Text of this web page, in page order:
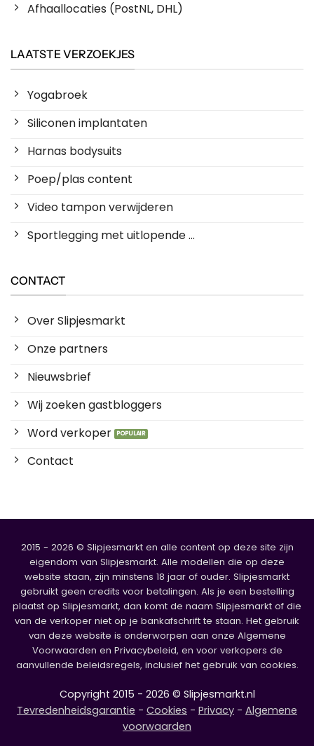
Afhaallocaties (PostNL, DHL)
LAATSTE VERZOEKJES
Yogabroek
Siliconen implantaten
Harnas bodysuits
Poep/plas content
Video tampon verwijderen
Sportlegging met uitlopende ...
CONTACT
Over Slipjesmarkt
Onze partners
Nieuwsbrief
Wij zoeken gastbloggers
Word verkoper
Contact
2015 - 2026 © Slipjesmarkt en alle content op deze site zijn
eigendom van Slipjesmarkt. Alle modellen die op deze
website staan, zijn minstens 18 jaar of ouder. Slipjesmarkt
gebruikt geen credits voor betalingen. Als je een bestelling
plaatst op Slipjesmarkt, dan komt de naam Slipjesmarkt of die
van de verkoper niet op je bankafschrift te staan. Het gebruik
van deze website is onderworpen aan onze Algemene
Voorwaarden en Privacybeleid, en voor verkopers de
aanvullende beleidsregels, inclusief het gebruik van cookies.
Copyright 2015 - 2026 © Slipjesmarkt.nl
Tevredenheidsgarantie - Cookies - Privacy - Algemene
voorwaarden